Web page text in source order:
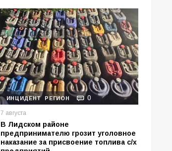
ИНЦИДЕНТ РЕГИОН 0
7 августа
В Лидском районе
предпринимателю грозит уголовное
наказание за присвоение топлива с/х